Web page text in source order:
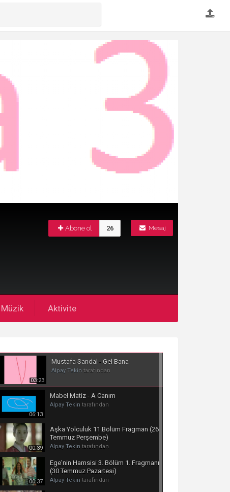
Mesaj
Abone ol 26
Müzik Aktivite
03:23
Mustafa Sandal - Gel Bana
Alpay Tekin tarafından
06:13
Mabel Matiz - A Canım
Alpay Tekin tarafından
00:39
Aşka Yolculuk 11.Bölüm Fragman (26
Temmuz Perşembe)
Alpay Tekin tarafından
00:37
Ege'nin Hamsisi 3. Bölüm 1. Fragmanı
(30 Temmuz Pazartesi)
Alpay Tekin tarafından